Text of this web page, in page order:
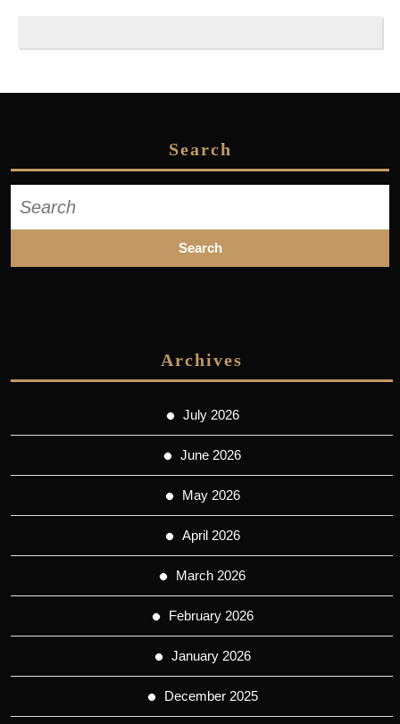
Search
for:
Archives
July 2026
June 2026
May 2026
April 2026
March 2026
February 2026
January 2026
December 2025